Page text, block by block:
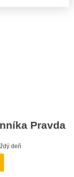
Pravda
deň